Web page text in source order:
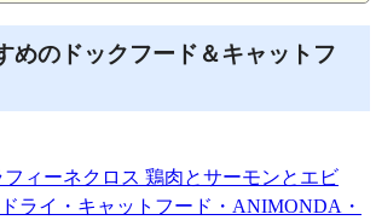
めのドックフード＆キャットフ
ィーネクロス 鶏肉とサーモンとエビ
ドライ・キャットフード・ANIMONDA・